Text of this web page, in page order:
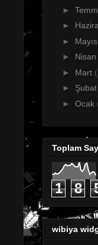
►
►
► Mayıs
► Nisan
► Mart
► Şubat
► Ocak
Toplam
1 8
wibiya